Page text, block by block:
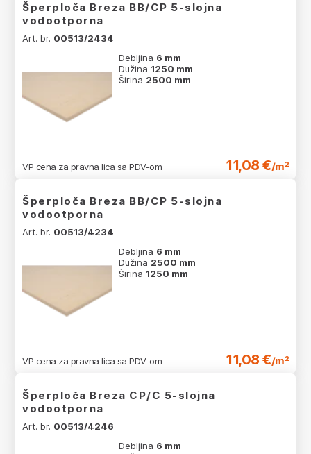
Šperploča Breza BB/CP 5-slojna
vodootporna
Art. br. 00513/2434
Debljina 6 mm
Dužina 1250 mm
Širina 2500 mm
VP cena za pravna lica sa PDV-om 11,08 €/m²
Šperploča Breza BB/CP 5-slojna
vodootporna
Art. br. 00513/4234
Debljina 6 mm
Dužina 2500 mm
Širina 1250 mm
VP cena za pravna lica sa PDV-om 11,08 €/m²
Šperploča Breza CP/C 5-slojna
vodootporna
Art. br. 00513/4246
Debljina 6 mm